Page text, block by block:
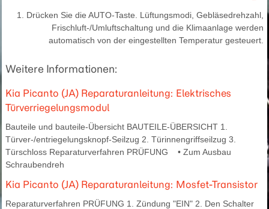
1. Drücken Sie die AUTO-Taste. Lüftungsmodi, Gebläsedrehzahl,
Frischluft-/Umluftschaltung und die Klimaanlage werden
automatisch von der eingestellten Temperatur gesteuert.
Weitere Informationen:
Kia Picanto (JA) Reparaturanleitung: Elektrisches
Türverriegelungsmodul
Bauteile und bauteile-Übersicht BAUTEILE-ÜBERSICHT 1.
Türver-/entriegelungsknopf-Seilzug 2. Türinnengriffseilzug 3.
Türschloss Reparaturverfahren PRÜFUNG • Zum Ausbau
Schraubendreh
Kia Picanto (JA) Reparaturanleitung: Mosfet-Transistor
Reparaturverfahren PRÜFUNG 1. Zündung "EIN" 2. Den Schalter